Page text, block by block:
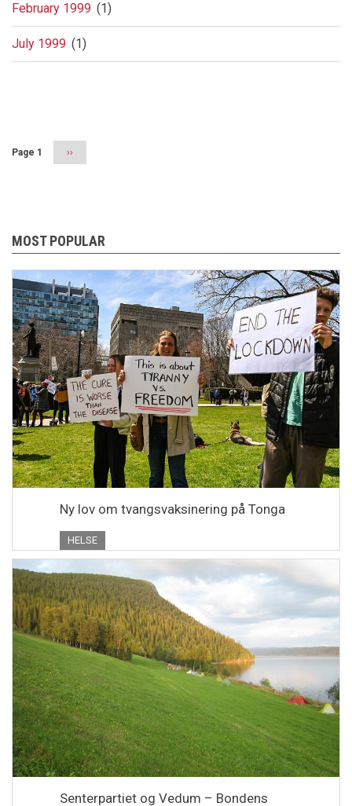
February 1999 (1)
July 1999 (1)
Page 1
Next
page
››
MOST POPULAR
Ny lov om tvangsvaksinering på Tonga
HELSE
Senterpartiet og Vedum – Bondens